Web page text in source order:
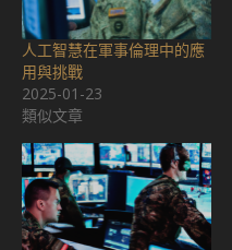
人工智慧在軍事倫理中的應
用與挑戰
2025-01-23
類似文章